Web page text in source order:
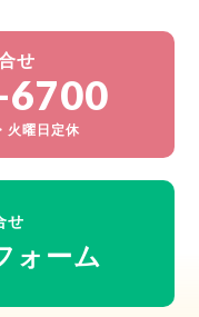
せ
曜日定休
せ
ォーム